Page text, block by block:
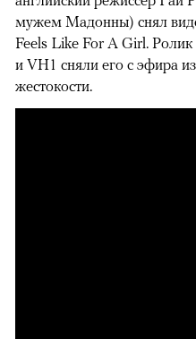
мужем Мадонны) снял
Feels Like For A Girl.
и VH1 сняли его с эфира
жестокости.